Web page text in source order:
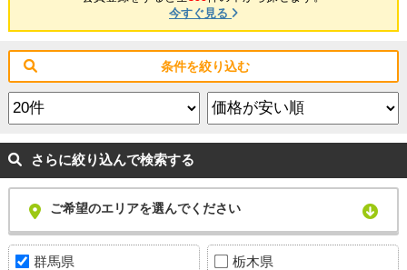
今すぐ見る
条件を絞り込む
さらに絞り込んで検索する
ご希望のエリアを選んでください
群馬県 栃木県